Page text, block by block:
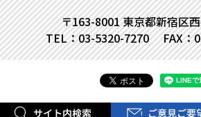
〒163-8001 東京都新宿区
TEL：03-5320-7270
FAX：
Copyright© 日本共産党東京都議